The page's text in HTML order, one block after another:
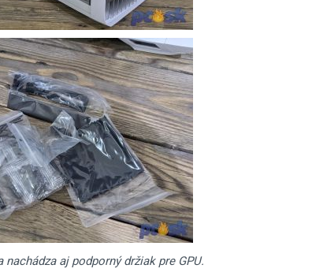
nachádza aj podporný držiak pre GPU.